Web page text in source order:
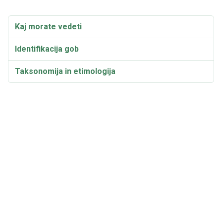
Kaj morate vedeti
Identifikacija gob
Taksonomija in etimologija